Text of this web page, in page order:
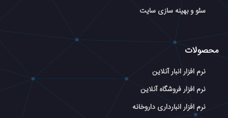
سئو و بهینه سازی سایت
محصولات
نرم افزار انبار آنلاین
نرم افزار فروشگاه آنلاین
نرم افزار انبارداری داروخانه